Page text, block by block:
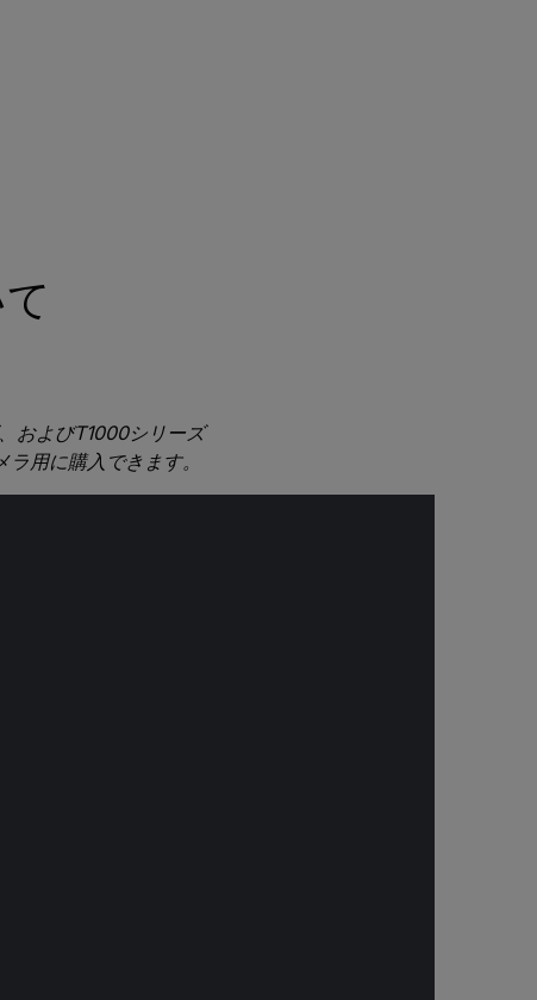
およびT1000シリーズ
用に購入できます。